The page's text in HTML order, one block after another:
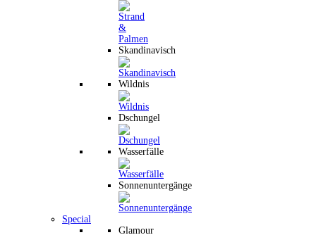
Skandinavisch
Wildnis
Dschungel
Wasserfälle
Sonnenuntergänge
Special
Glamour